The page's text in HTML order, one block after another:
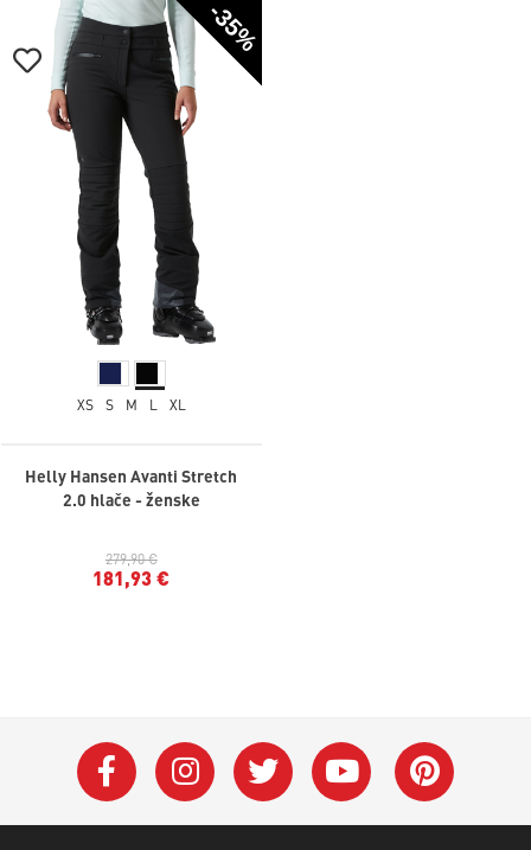
-35%
XS S M L XL
Helly Hansen Avanti Stretch
2.0 hlače - ženske
279,90 €
181,93 €